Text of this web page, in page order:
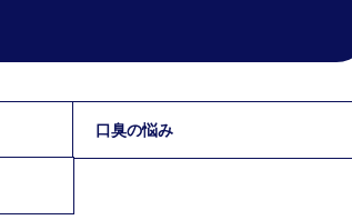
口臭の悩み